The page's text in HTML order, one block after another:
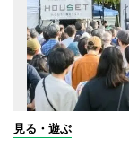
見る・遊ぶ